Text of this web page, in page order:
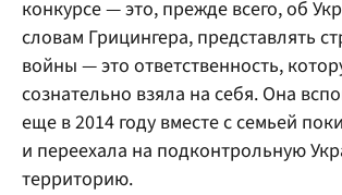
конкурсе — это, прежде всего, об
словам Грицингера, представлять
войны — это ответственность,
сознательно взяла на себя. Она
еще в 2014 году вместе с семьей
и переехала на подконтрольную
территорию.